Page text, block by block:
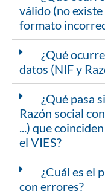
válido (no existe
formato
¿Qué
datos (NIF y
¿Qué pasa
Razón social
...) que
el VIES?
¿Cuál es el
con errores?